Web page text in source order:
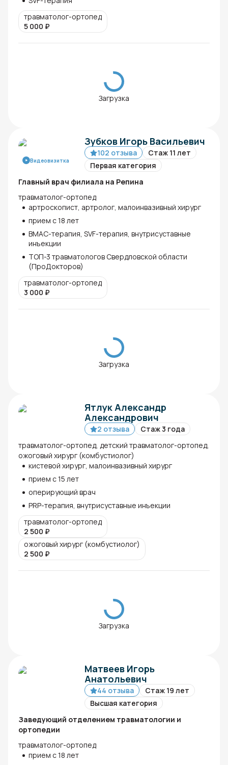
травматолог-ортопед
5 000 ₽
Загрузка
Видеовизитка
Зубков Игорь Васильевич
102 отзыва
Стаж 11 лет
Первая категория
Главный врач филиала на Репина
травматолог-ортопед
артроскопист, артролог, малоинвазивный хирург
прием с 18 лет
ВМАС-терапия, SVF-терапия, внутрисуставные
инъекции
ТОП-3 травматологов Свердловской области
(ПроДокторов)
травматолог-ортопед
3 000 ₽
Загрузка
Ятлук Александр
Александрович
2 отзыва
Стаж 3 года
травматолог-ортопед, детский травматолог-ортопед,
ожоговый хирург (комбустиолог)
кистевой хирург, малоинвазивный хирург
прием с 15 лет
оперирующий врач
PRP-терапия, внутрисуставные инъекции
травматолог-ортопед
2 500 ₽
ожоговый хирург (комбустиолог)
2 500 ₽
Загрузка
Матвеев Игорь
Анатольевич
44 отзыва
Стаж 19 лет
Высшая категория
Заведующий отделением травматологии и
ортопедии
травматолог-ортопед
прием с 18 лет